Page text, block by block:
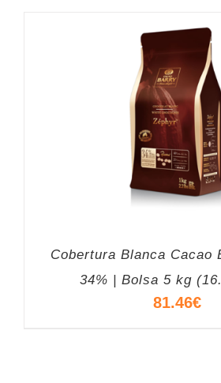
Cobertura Blanca Cacao
34% | Bolsa 5 kg
81.46€